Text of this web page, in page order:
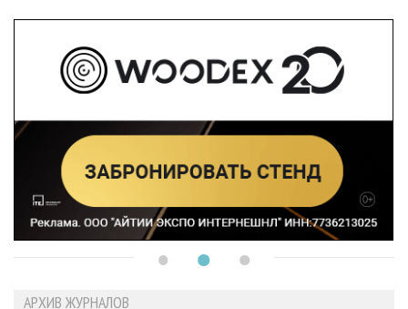
АРХИВ ЖУРНАЛОВ